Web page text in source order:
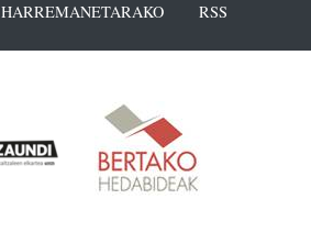
HARREMANETARAKO RSS